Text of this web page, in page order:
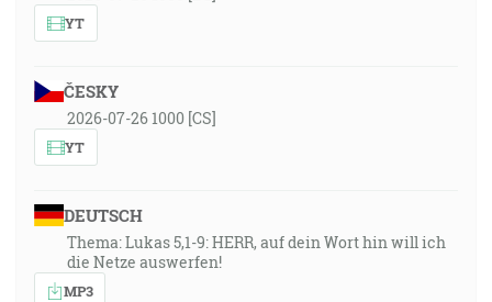
YT
ČESKY
2026-07-26 1000 [CS]
YT
DEUTSCH
Thema: Lukas 5,1-9: HERR, auf dein Wort hin will ich
die Netze auswerfen!
MP3